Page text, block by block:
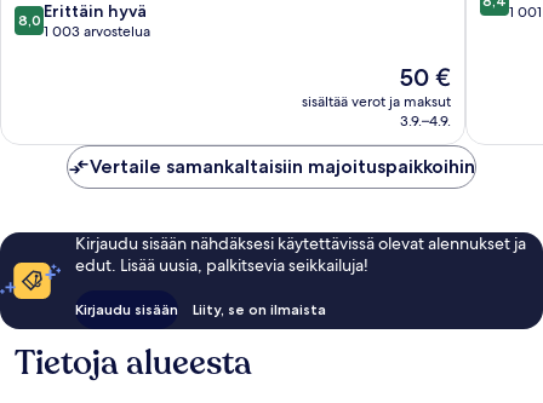
8.0
kautta
arvostelua
8,0 Erittäin hyvä
1 003 arvostelua
Hinta
50 €
50 €
sisältää verot ja maksut
3.9.–4.9.
kautta
1
Vertaile samankaltaisiin majoituspaikkoihin
Kirjaudu sisään nähdäksesi käytettävissä olevat alennukset ja
edut. Lisää uusia, palkitsevia seikkailuja!
Kirjaudu sisään Liity, se on ilmaista
Tietoja alueesta